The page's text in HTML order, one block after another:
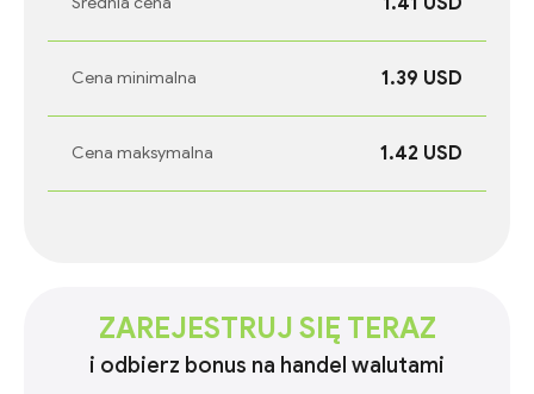
Cena minimalna 1.39 USD
Cena maksymalna 1.42 USD
ZAREJESTRUJ SIĘ TERAZ
i odbierz bonus na handel walutami